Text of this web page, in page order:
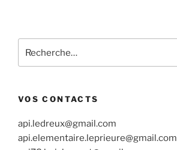
pour
VOS CONTACTS
api.ledreux@gmail.com
api.elementaire.leprieure@gmail.com